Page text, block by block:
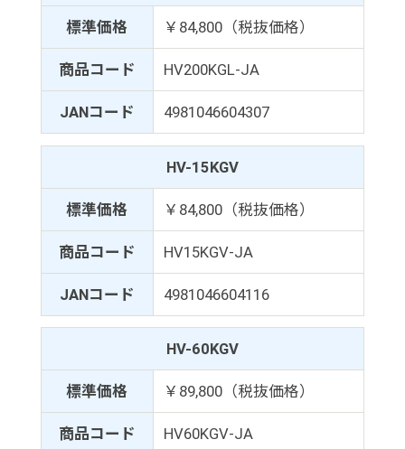
標準価格 ￥84,800（税抜価格）
商品コード HV200KGL-JA
JANコード 4981046604307
HV-15KGV
標準価格 ￥84,800（税抜価格）
商品コード HV15KGV-JA
JANコード 4981046604116
HV-60KGV
標準価格 ￥89,800（税抜価格）
商品コード HV60KGV-JA